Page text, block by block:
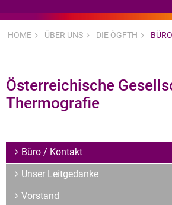
Zertifizierungen
Dienstleister
Expertenwissen & Normen
Archiv
HOME ÜBER UNS DIE ÖGFTH
Österreichische
Thermografie
Büro / Kontakt
Unser Leitgedanke
Vorstand